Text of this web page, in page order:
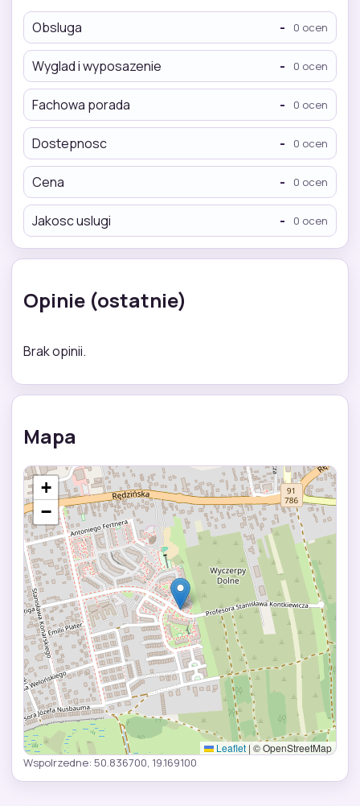
Obsluga - 0 ocen
Wyglad i wyposazenie - 0 ocen
Fachowa porada - 0 ocen
Dostepnosc - 0 ocen
Cena - 0 ocen
Jakosc uslugi - 0 ocen
Opinie (ostatnie)
Brak opinii.
Mapa
+
−
Leaflet |© OpenStreetMap
Wspolrzedne: 50.836700, 19.169100